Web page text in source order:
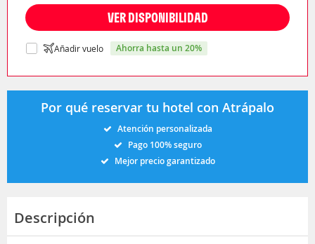
VER DISPONIBILIDAD
Añadir vuelo ahorra hasta un 20%
Por qué reservar tu hotel con Atrápalo
Atención personalizada
Pago 100% seguro
Mejor precio garantizado
Descripción